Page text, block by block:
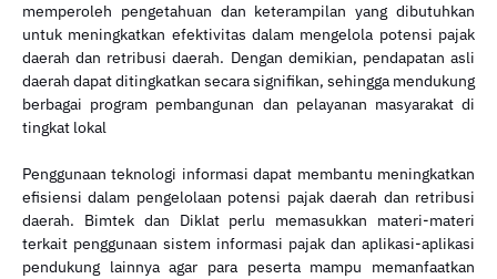
memperoleh pengetahuan dan keterampilan yang dibutuhkan
untuk meningkatkan efektivitas dalam mengelola potensi pajak
daerah dan retribusi daerah. Dengan demikian, pendapatan asli
daerah dapat ditingkatkan secara signifikan, sehingga mendukung
berbagai program pembangunan dan pelayanan masyarakat di
tingkat lokal
Penggunaan teknologi informasi dapat membantu meningkatkan
efisiensi dalam pengelolaan potensi pajak daerah dan retribusi
daerah. Bimtek dan Diklat perlu memasukkan materi-materi
terkait penggunaan sistem informasi pajak dan aplikasi-aplikasi
pendukung lainnya agar para peserta mampu memanfaatkan